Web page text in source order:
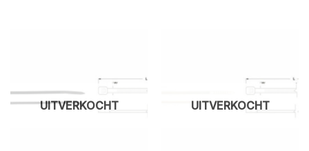
UITVERKOCHT UITVERKOCHT